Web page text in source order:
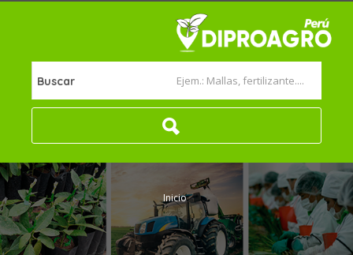
Buscar
Inicio